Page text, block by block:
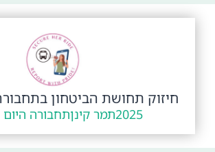
חיזוק תחושת הביטחון
2025תמר קינןתחבורה